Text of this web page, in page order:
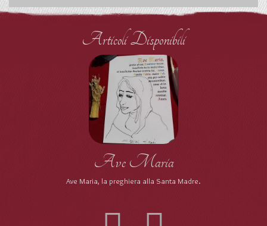
Articoli Disponibili
Ave Maria
Ave Maria, la preghiera alla Santa Madre.